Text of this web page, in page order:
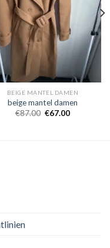
BEIGE MANTEL DAMEN
beige mantel damen
€87.00 €67.00